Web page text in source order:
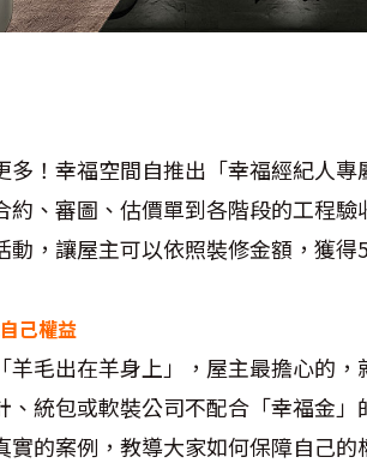
多！幸福空間自推出「幸福經紀人
約、審圖、估價單到各階段的工程
動，讓屋主可以依照裝修金額，獲
己權益
羊毛出在羊身上」，屋主最擔心的
、統包或軟裝公司不配合「幸福金
實的案例，教導大家如何保障自己